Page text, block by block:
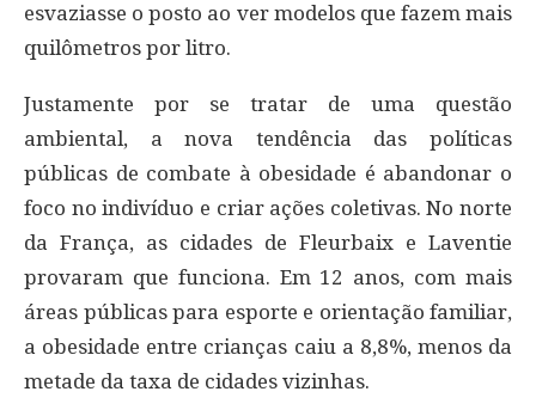
esvaziasse o posto ao ver modelos que fazem mais
quilômetros por litro.
Justamente por se tratar de uma questão
ambiental, a nova tendência das políticas
públicas de combate à obesidade é abandonar o
foco no indivíduo e criar ações coletivas. No norte
da França, as cidades de Fleurbaix e Laventie
provaram que funciona. Em 12 anos, com mais
áreas públicas para esporte e orientação familiar,
a obesidade entre crianças caiu a 8,8%, menos da
metade da taxa de cidades vizinhas.